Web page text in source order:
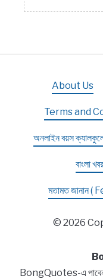
About Us
Terms and
অনলাইন বয়স
বাংলা
মতামত জানান
© 2026
BongQuotes-এ পাবেন